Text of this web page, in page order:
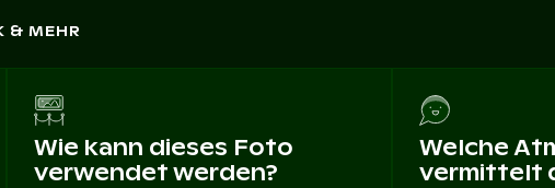
& MEHR
Wie kann dieses Foto
verwendet werden?
Welche
vermittelt